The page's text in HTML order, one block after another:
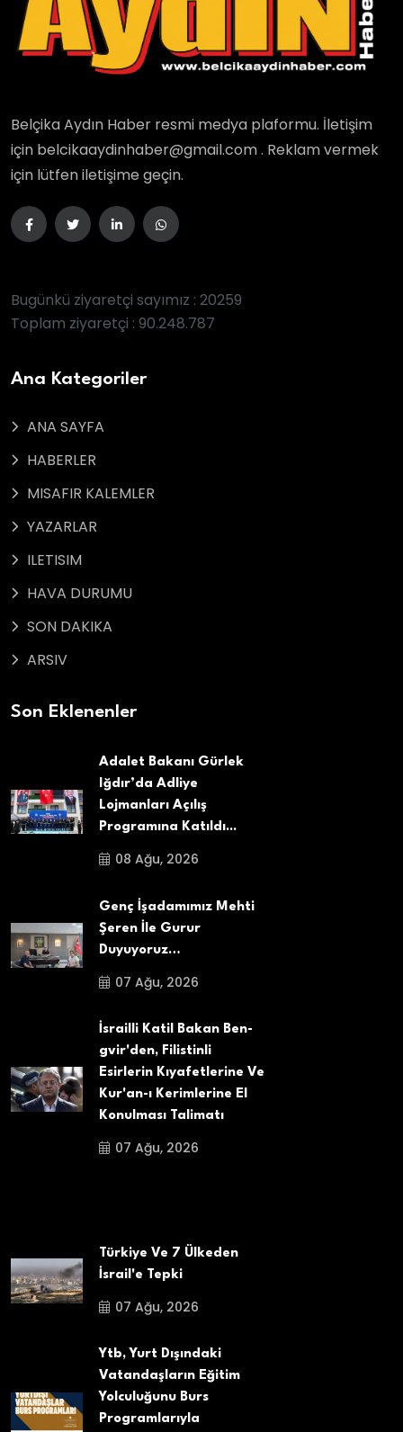
Belçika Aydın Haber resmi medya plaformu. İletişim
için belcikaaydinhaber@gmail.com . Reklam vermek
için lütfen iletişime geçin.
Bugünkü ziyaretçi sayımız : 20259
Toplam ziyaretçi : 90.248.787
Ana Kategoriler
ANA SAYFA
HABERLER
MISAFIR KALEMLER
YAZARLAR
ILETISIM
HAVA DURUMU
SON DAKIKA
ARSIV
Son Eklenenler
Adalet Bakanı Gürlek
Iğdır’da Adliye
Lojmanları Açılış
Programına Katıldı...
08 Ağu, 2026
Genç İşadamımız Mehti
Şeren İle Gurur
Duyuyoruz…
07 Ağu, 2026
İsrailli Katil Bakan Ben-
gvir'den, Filistinli
Esirlerin Kıyafetlerine Ve
Kur'an-ı Kerimlerine El
Konulması Talimatı
07 Ağu, 2026
Türkiye Ve 7 Ülkeden
İsrail'e Tepki
07 Ağu, 2026
Ytb, Yurt Dışındaki
Vatandaşların Eğitim
Yolculuğunu Burs
Programlarıyla